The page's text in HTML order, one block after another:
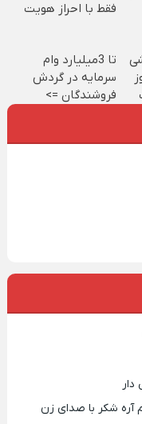
فقط با احراز هویت
تا 3میلیارد وام
سرمایه در گردش
فروشندگان =>
شکر با صدای زن